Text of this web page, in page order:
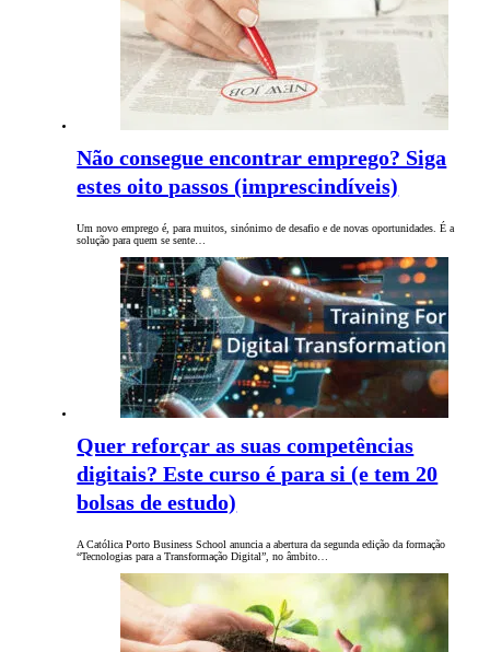
Não consegue encontrar emprego? Siga
estes oito passos (imprescindíveis)
Um novo emprego é, para muitos, sinónimo de desafio e de novas oportunidades. É a
solução para quem se sente…
Quer reforçar as suas competências
digitais? Este curso é para si (e tem 20
bolsas de estudo)
A Católica Porto Business School anuncia a abertura da segunda edição da formação
“Tecnologias para a Transformação Digital”, no âmbito…